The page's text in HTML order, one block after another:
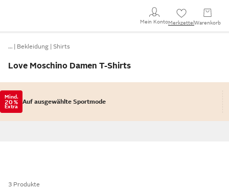
Mein KontoMerkzettel Warenkorb
… Bekleidung Shirts
Love Moschino Damen T-Shirts
Mind.
20 %
Extra
Auf ausgewählte Sportmode
3 Produkte